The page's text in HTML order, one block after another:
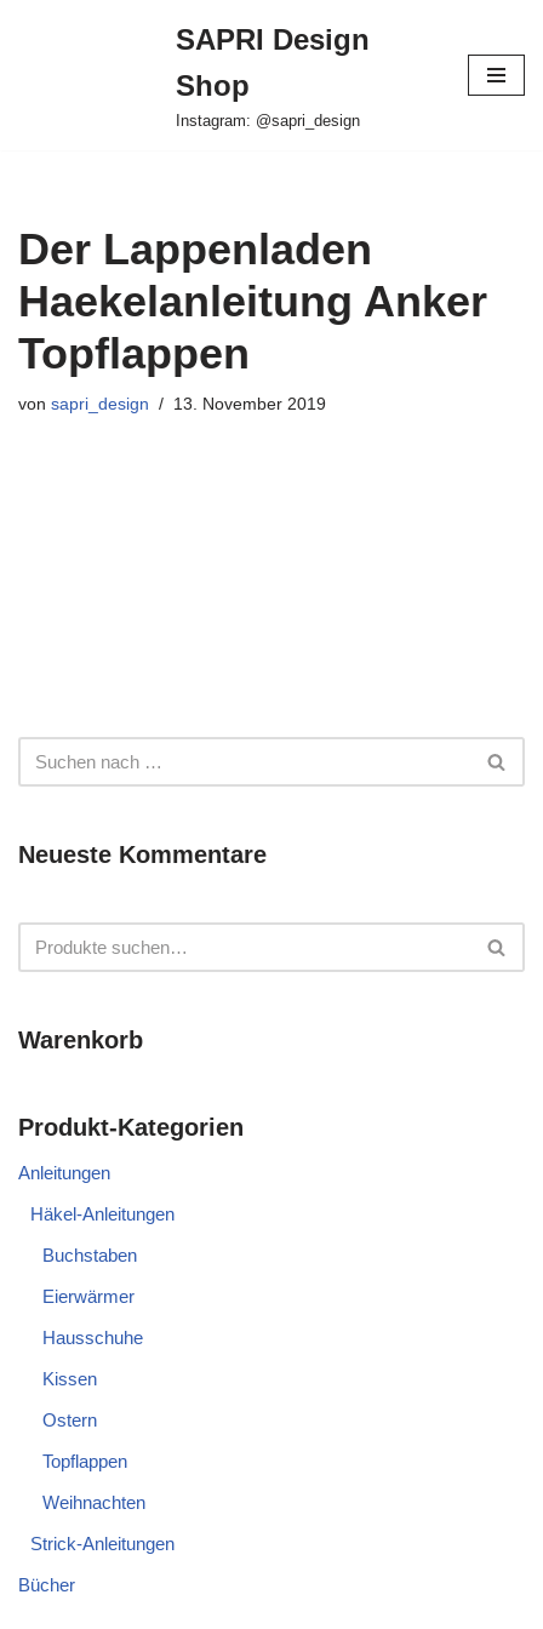
SAPRI Design
Shop
Instagram: @sapri_design
Der Lappenladen
Haekelanleitung Anker
Topflappen
von sapri_design 13. November 2019
Neueste Kommentare
Warenkorb
Produkt-Kategorien
Anleitungen
Häkel-Anleitungen
Buchstaben
Eierwärmer
Hausschuhe
Kissen
Ostern
Topflappen
Weihnachten
Strick-Anleitungen
Bücher